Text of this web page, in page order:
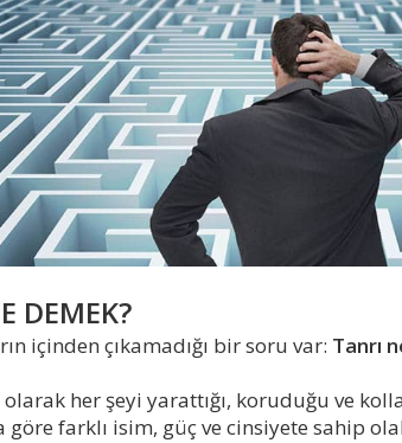
DEMEK?
içinden çıkamadığı bir soru var: Tanrı
her şeyi yarattığı, koruduğu ve
göre farklı isim, güç ve cinsiyete sahip